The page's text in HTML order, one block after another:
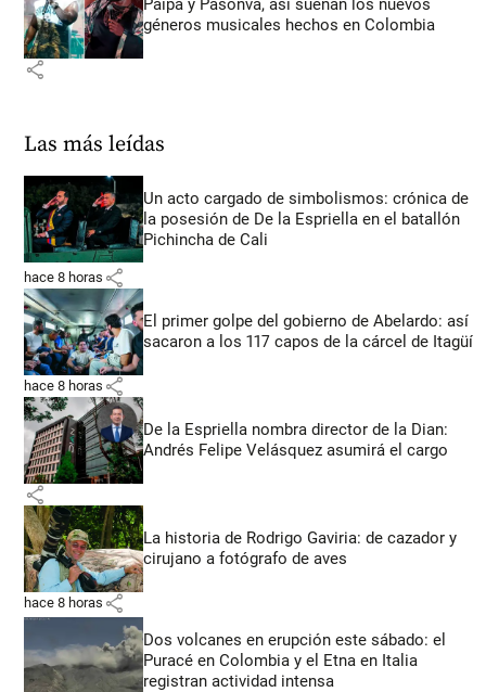
Paipa y Pasonva, así suenan los nuevos
géneros musicales hechos en Colombia
share
Las más leídas
Un acto cargado de simbolismos: crónica de
la posesión de De la Espriella en el batallón
Pichincha de Cali
hace 8 horas share
El primer golpe del gobierno de Abelardo: así
sacaron a los 117 capos de la cárcel de Itagüí
hace 8 horas share
De la Espriella nombra director de la Dian:
Andrés Felipe Velásquez asumirá el cargo
share
La historia de Rodrigo Gaviria: de cazador y
cirujano a fotógrafo de aves
hace 8 horas share
Dos volcanes en erupción este sábado: el
Puracé en Colombia y el Etna en Italia
registran actividad intensa